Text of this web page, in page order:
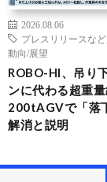
2026.08.06
プレスリリースなど
動向/展望
ROBO-HI、吊り
ンに代わる超重量
200tAGVで「落
解消と説明